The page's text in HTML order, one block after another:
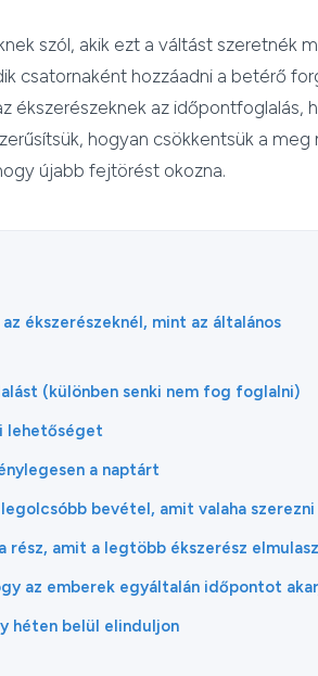
szól, akik ezt a váltást szeretnék
csatornaként hozzáadni a betérő
ékszerészeknek az időpontfoglalás,
hogyan csökkentsük a
újabb fejtörést okozna.
ékszerészeknél, mint az általános
(különben senki nem fog foglalni)
lehetőséget
a naptárt
bevétel, amit valaha
amit a legtöbb ékszerész
az emberek egyáltalán időpontot
héten belül elinduljon